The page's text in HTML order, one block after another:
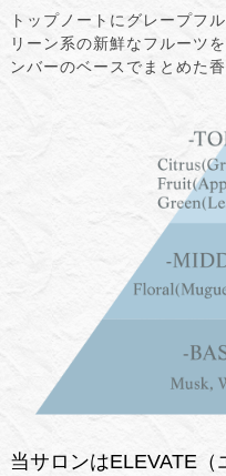
トップノートにグレープフ
リーン系の新鮮なフルーツ
ンバーのベースでまとめた香
当サロンはELEVATE